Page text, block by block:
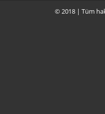
© 2018 | Tüm